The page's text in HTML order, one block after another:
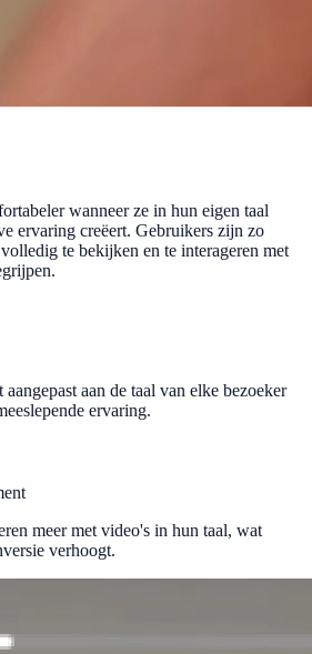
wanneer ze in hun eigen taal
ervaring creëert. Gebruikers zijn zo
te bekijken en te interageren met
aan de taal van elke bezoeker
ervaring.
meer met video's in hun taal, wat
verhoogt.